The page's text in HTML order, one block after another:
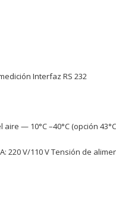
Interfaz RS 232
— 10°C –40°C (opción
220 V/110 V Tensión de